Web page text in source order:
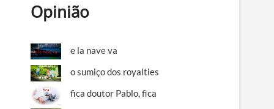
Opinião
e la nave va
o sumiço dos royalties
fica doutor Pablo, fica